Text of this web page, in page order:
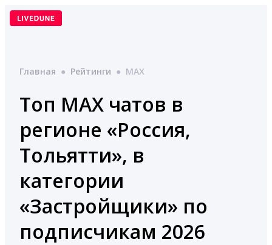
Перейти
Главная ● Рейтинги ● MAX
Топ MAX чатов в
регионе «Россия,
Тольятти», в
категории
«Застройщики» по
подписчикам 2026